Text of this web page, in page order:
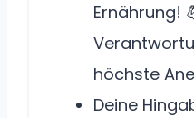
Ernährung!
höchste
Deine